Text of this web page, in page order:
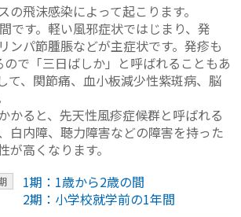
の飛沫感染によって起こります。
です。軽い風邪症状ではじまり、発
ンパ節腫脹などが主症状です。発疹も
で「三日ばしか」と呼ばれることもあ
て、関節痛、血小板減少性紫斑病、脳
かると、先天性風疹症候群と呼ばれる
白内障、聴力障害などの障害を持った
が高くなります。
1期：1歳から2歳の間
2期：小学校就学前の1年間